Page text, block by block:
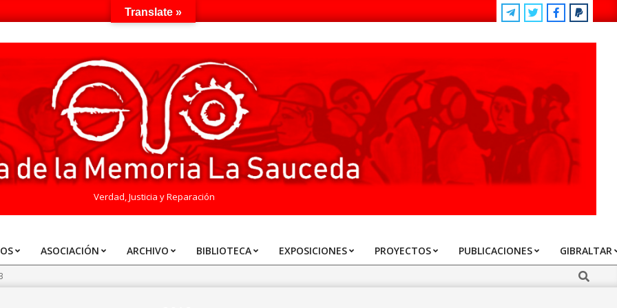
Verdad, Justicia y Reparación
ASOCIACIÓN ARCHIVO BIBLIOTECA EXPOSICIONES PROYECTOS PUBLICACIONES GIBRALTAR
Search
Translate »